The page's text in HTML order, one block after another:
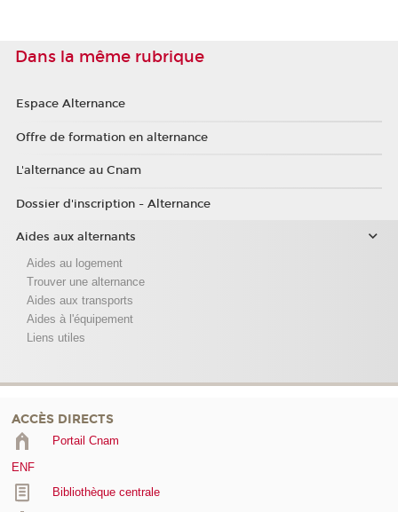
Dans la même rubrique
Espace Alternance
Offre de formation en alternance
L'alternance au Cnam
Dossier d'inscription - Alternance
Aides aux alternants
Aides au logement
Trouver une alternance
Aides aux transports
Aides à l'équipement
Liens utiles
ACCÈS DIRECTS
Portail Cnam
ENF
Bibliothèque centrale